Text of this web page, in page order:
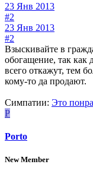
23 Янв 2013
#2
23 Янв 2013
#2
Взыскивайте в
обогащение, так как
всего откажут, тем
кому-то да продают.
Симпатии: Это
P
Porto
New Member